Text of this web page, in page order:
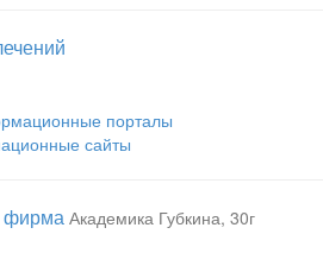
порталы
сайты
фирмаАкадемика Губкина, 30г